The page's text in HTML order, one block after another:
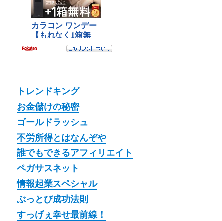
トレンドキング
お金儲けの秘密
ゴールドラッシュ
不労所得とはなんぞや
誰でもできるアフィリエイト
ペガサスネット
情報起業スペシャル
ぶっとび成功法則
すっげぇ幸せ最前線！